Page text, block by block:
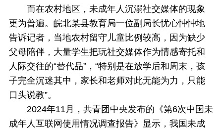
而在农村地区，未成年人沉溺社交媒体的现象
更为普遍。皖北某县教育局一位副局长忧心忡忡地
告诉记者，当地农村留守儿童比例较高，因为缺少
父母陪伴，大量学生把玩社交媒体作为情感寄托和
人际交往的“替代品”，“特别是在放学后和周末，孩
子完全沉迷其中，家长和老师对此无能为力，只能
口头说教”。
2024年11月，共青团中央发布的《第6次中国未
成年人互联网使用情况调查报告》显示，我国未成